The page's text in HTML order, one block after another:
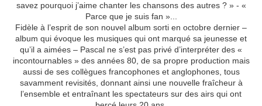
savez pourquoi j’aime chanter les chansons des autres ? » - «
Parce que je suis fan »...
Fidèle à l’esprit de son nouvel album sorti en octobre dernier –
album qui évoque les musiques qui ont marqué sa jeunesse et
qu’il a aimées – Pascal ne s’est pas privé d’interpréter des «
incontournables » des années 80, de sa propre production mais
aussi de ses collègues francophones et anglophones, tous
savamment revisités, donnant ainsi une nouvelle fraîcheur à
l’ensemble et entraînant les spectateurs sur des airs qui ont